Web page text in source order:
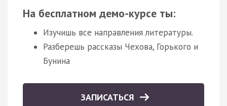
На бесплатном демо-курсе ты:
Изучишь все направления литературы.
Разберешь рассказы Чехова, Горького и
Бунина
ЗАПИСАТЬСЯ